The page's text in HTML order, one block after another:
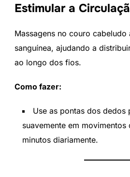
Estimular a
Massagens no couro
sanguínea, ajudando a
ao longo dos fios.
Como fazer:
Use as pontas dos dedos
suavemente em
minutos diariamente.